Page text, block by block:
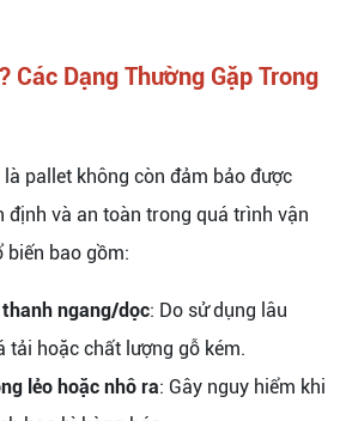
Các Dạng Thường Gặp Trong
là pallet không còn đảm bảo được
định và an toàn trong quá trình vận
biến bao gồm:
ngang/dọc: Do sử dụng lâu
tải hoặc chất lượng gỗ kém.
lẻo hoặc nhô ra: Gây nguy hiểm khi